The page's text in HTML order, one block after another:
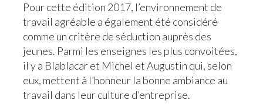
Pour cette édition 2017, l’environnement de
travail agréable a également été considéré
comme un critère de séduction auprès des
jeunes. Parmi les enseignes les plus convoitées,
il y a Blablacar et Michel et Augustin qui, selon
eux, mettent à l’honneur la bonne ambiance au
travail dans leur culture d’entreprise.